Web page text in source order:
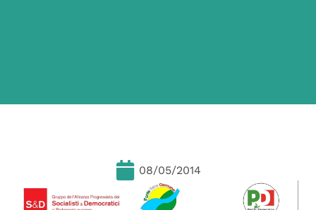
08/05/2014